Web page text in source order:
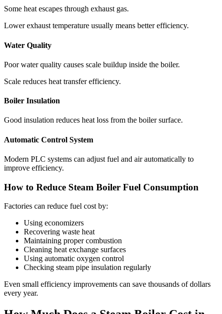
Some heat escapes through exhaust gas.
Lower exhaust temperature usually means better efficiency.
Water Quality
Poor water quality causes scale buildup inside the boiler.
Scale reduces heat transfer efficiency.
Boiler Insulation
Good insulation reduces heat loss from the boiler surface.
Automatic Control System
Modern PLC systems can adjust fuel and air automatically to
improve efficiency.
How to Reduce Steam Boiler Fuel Consumption
Factories can reduce fuel cost by:
Using economizers
Recovering waste heat
Maintaining proper combustion
Cleaning heat exchange surfaces
Using automatic oxygen control
Checking steam pipe insulation regularly
Even small efficiency improvements can save thousands of dollars
every year.